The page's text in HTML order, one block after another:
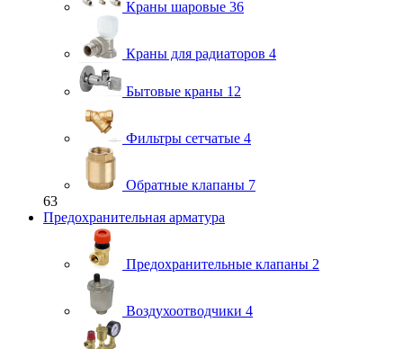
Краны шаровые 36
Краны для радиаторов 4
Бытовые краны 12
Фильтры сетчатые 4
Обратные клапаны 7
63
Предохранительная арматура
Предохранительные клапаны 2
Воздухоотводчики 4